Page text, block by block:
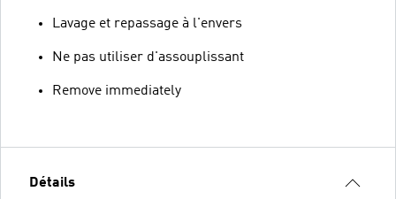
Lavage et repassage à l'envers
Ne pas utiliser d'assouplissant
Remove immediately
Détails